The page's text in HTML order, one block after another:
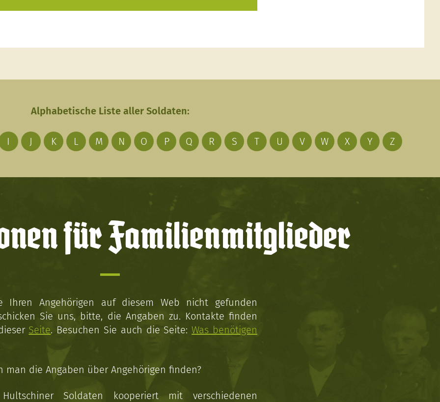
Alphabetische Liste aller Soldaten:
I J K L M N O P Q R S T U V W X Y Z
für Familienmitglieder
Ihren Angehörigen auf diesem Web nicht gefunden
Sie uns, bitte, die Angaben zu. Kontakte finden
Seite. Besuchen Sie auch die Seite:Was benötigen
man die Angaben über Angehörigen finden?
Soldaten kooperiert mit verschiedenen